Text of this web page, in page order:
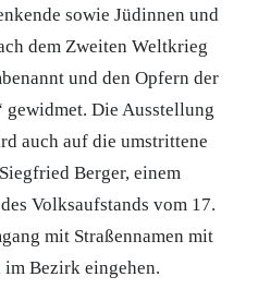
sowie Jüdinnen und
dem Zweiten Weltkrieg
und den Opfern der
Die Ausstellung
auch auf die umstrittene
Berger, einem
Volksaufstands vom 17.
mit Straßennamen mit
Bezirk eingehen.